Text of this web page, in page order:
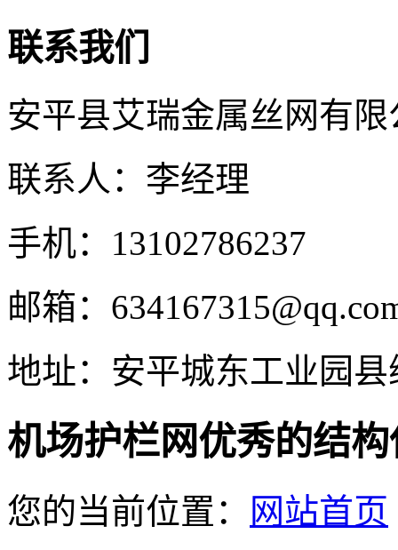
联系我们
安平县艾瑞金属丝网有限
联系人：李经理
手机：13102786237
邮箱：
地址：安平城东工业园县
机场护栏网优秀的结
您的当前位置： 网站首页